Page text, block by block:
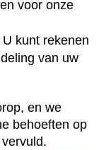
voor onze
U kunt rekenen
van uw
en we
behoeften op